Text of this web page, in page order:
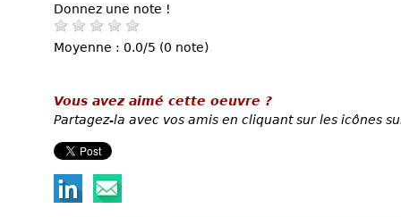
Donnez une note !
Moyenne : 0.0/5 (0 note)
Vous avez aimé cette oeuvre ?
Partagez-la avec vos amis en cliquant sur les icônes